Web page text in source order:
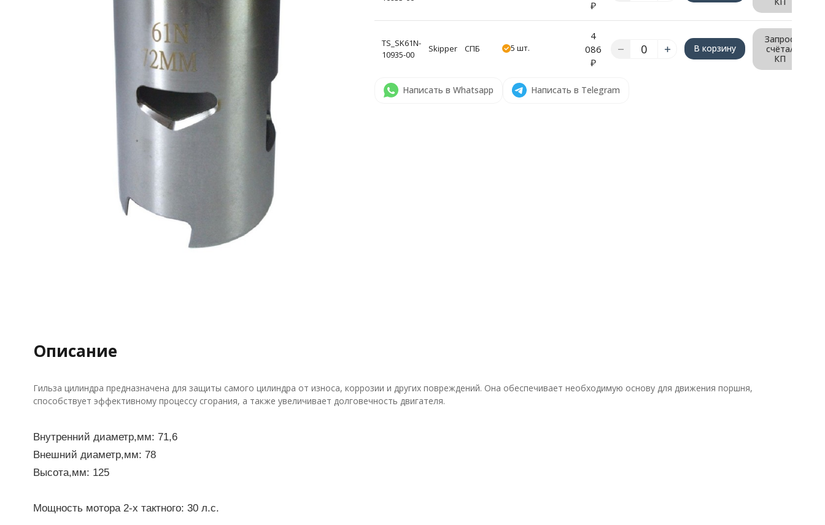
₽
TS_SK61N-
10935-00
Skipper СПБ 5 шт.
4
086
₽
В корзину
Запрос
счёта/
КП
Написать в Whatsapp Написать в Telegram
Описание
Гильза цилиндра предназначена для защиты самого цилиндра от износа, коррозии и других повреждений. Она обеспечивает необходимую основу для движения поршня,
способствует эффективному процессу сгорания, а также увеличивает долговечность двигателя.
Внутренний диаметр,мм: 71,6
Внешний диаметр,мм: 78
Высота,мм: 125
Мощность мотора 2-х тактного: 30 л.с.